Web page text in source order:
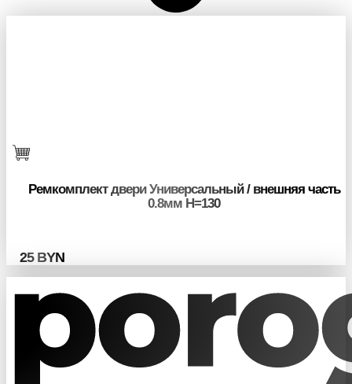
Ремкомплект двери Универсальный / внешняя часть
0.8мм H=130
25 BYN